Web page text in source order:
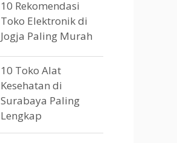
10 Rekomendasi
Toko Elektronik di
Jogja Paling Murah
10 Toko Alat
Kesehatan di
Surabaya Paling
Lengkap